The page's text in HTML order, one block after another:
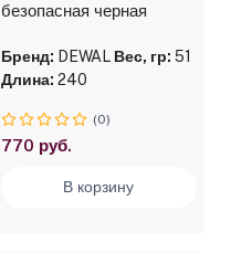
безопасная черная
Бренд: DEWAL Вес, гр: 51
Длина: 240
(0)
770 руб.
В корзину